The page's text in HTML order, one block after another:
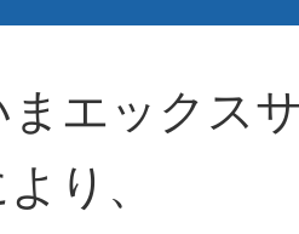
まエックス
り、